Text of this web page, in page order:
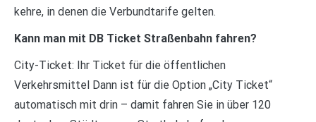
kehre, in denen die Verbundtarife gelten.
Kann man mit DB Ticket Straßenbahn fahren?
City-Ticket: Ihr Ticket für die öffentlichen
Verkehrsmittel Dann ist für die Option „City Ticket“
automatisch mit drin – damit fahren Sie in über 120